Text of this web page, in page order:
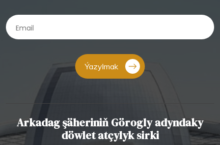
Ýazylmak
Arkadag şäheriniň Görogly adyndaky
döwlet atçylyk sirki